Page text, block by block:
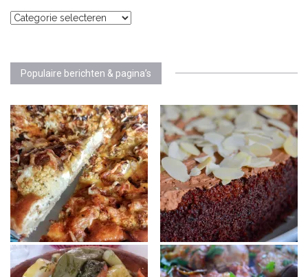
Categorieën
Populaire berichten & pagina’s